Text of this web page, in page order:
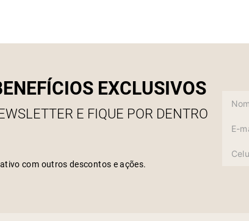
EXCLUSIVOS
E FIQUE POR DENTRO
com outros descontos e ações.